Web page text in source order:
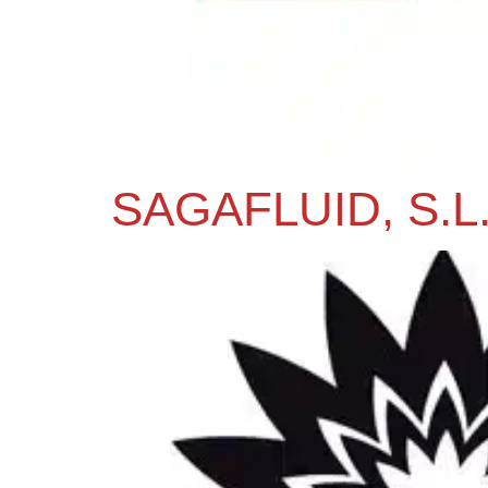
SAGAFLUID,